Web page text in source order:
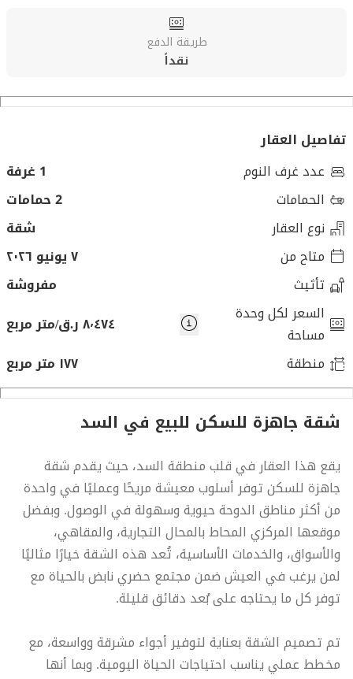
طريقة الدفع
نقداً
تفاصيل العقار
عدد غرف النوم
1 غرفة
الحمامات
2 حمامات
نوع العقار
شقة
متاح من
٧ يونيو ٢٠٢٦
تأثيث
مفروشة
السعر لكل وحدة
مساحة
٨٬٤٧٤ ر.ق/متر مربع
منطقة
١٧٧ متر مربع
شقة جاهزة للسكن للبيع في السد
يقع هذا العقار في قلب منطقة السد، حيث يقدم شقة
جاهزة للسكن توفر أسلوب معيشة مريحًا وعمليًا في واحدة
من أكثر مناطق الدوحة حيوية وسهولة في الوصول. وبفضل
موقعها المركزي المحاط بالمحال التجارية، والمقاهي،
والأسواق، والخدمات الأساسية، تُعد هذه الشقة خيارًا مثاليًا
لمن يرغب في العيش ضمن مجتمع حضري نابض بالحياة مع
توفر كل ما يحتاجه على بُعد دقائق قليلة.
تم تصميم الشقة بعناية لتوفير أجواء مشرقة وواسعة، مع
مخطط عملي يناسب احتياجات الحياة اليومية. وبما أنها